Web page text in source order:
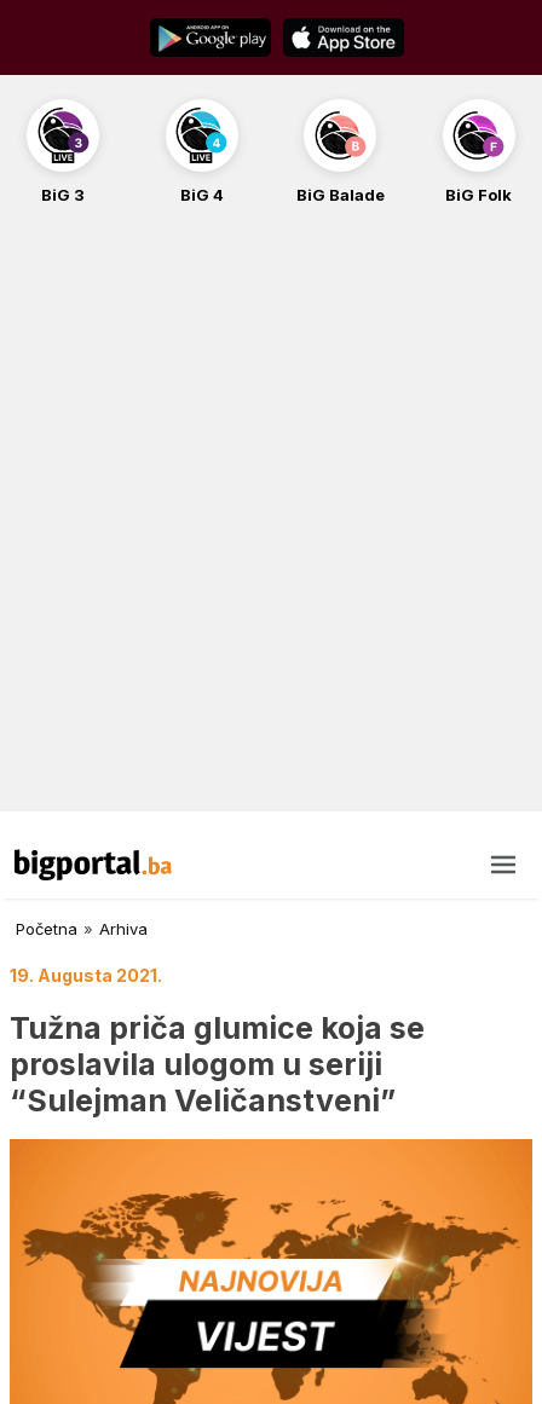
content
BiG 3 BiG 4 BiG Balade BiG Folk
Početna » Arhiva
19. Augusta 2021.
Tužna priča glumice koja se
proslavila ulogom u seriji
“Sulejman Veličanstveni”